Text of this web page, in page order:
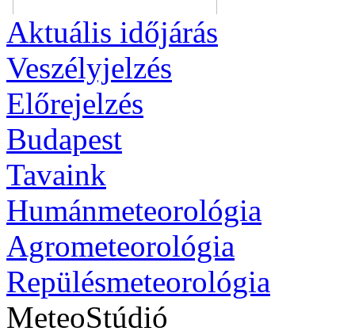
Aktuális időjárás
Veszélyjelzés
Előrejelzés
Budapest
Tavaink
Humánmeteorológia
Agrometeorológia
Repülésmeteorológia
MeteoStúdió